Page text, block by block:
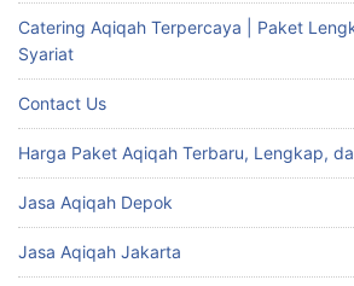
Catering Aqiqah Terpercaya | Paket
Syariat
Contact Us
Harga Paket Aqiqah Terbaru, Lengkap,
Jasa Aqiqah Depok
Jasa Aqiqah Jakarta